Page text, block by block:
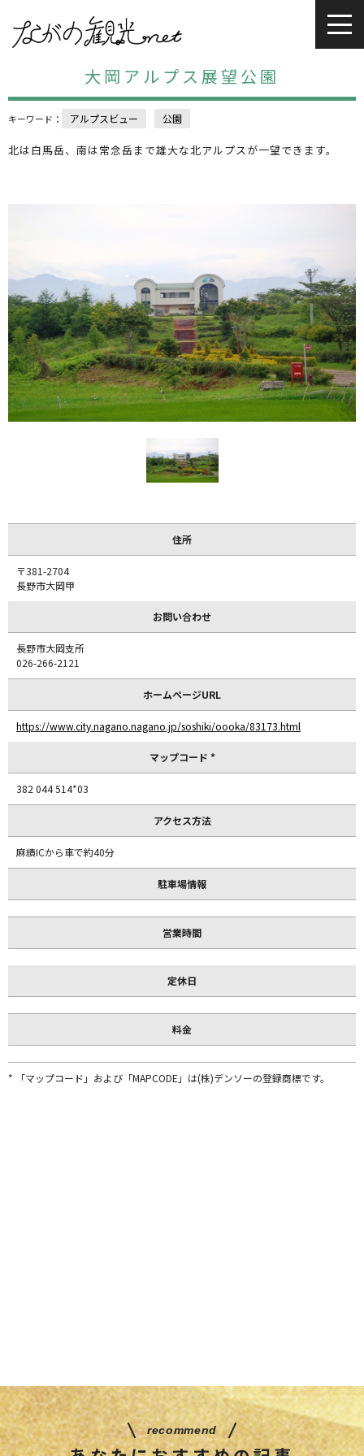
大岡アルプス展望公園
キーワード： アルプスビュー 公園
北は白馬岳、南は常念岳まで雄大な北アルプスが一望できます。
住所
〒381-2704
長野市大岡甲
お問い合わせ
長野市大岡支所
026-266-2121
ホームページURL
https://www.city.nagano.nagano.jp/soshiki/oooka/83173.html
マップコード *
382 044 514*03
アクセス方法
麻績ICから車で約40分
駐車場情報
営業時間
定休日
料金
* 「マップコード」および「MAPCODE」は(株)デンソーの登録商標です。
recommend